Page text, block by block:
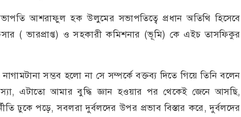
আশরাফুল হক উলুমের সভাপতিত্বে প্রধান অতিথি হিসেবে
( ভারপ্রাপ্ত) ও সহকারী কমিশনার (ভূমি) কে এইচ তাসফিকুর
সম্ভব হলো না সে সম্পর্কে বক্তব্য দিতে গিয়ে তিনি বলেন
এটাতো আমার বুদ্ধি জ্ঞান হওয়ার পর থেকেই জেনে আসছি,
ঢুকে পড়ে, সবলরা দুর্বলদের উপর প্রভাব বিস্তার করে, দুর্বলদের